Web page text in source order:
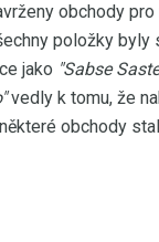
obchody
položky byly
jako "Sabse
vedly k tomu, že
obchody